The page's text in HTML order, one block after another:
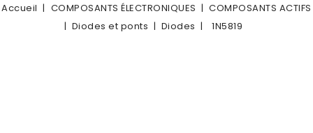
Accueil COMPOSANTS ÉLECTRONIQUES
COMPOSANTS ACTIFS
Diodes et ponts
Diodes 1N5819